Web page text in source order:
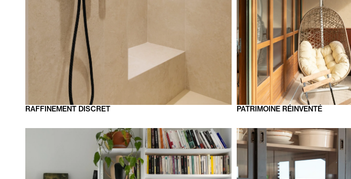
RAFFINEMENT DISCRET PATRIMOINE RÉINVENTÉ